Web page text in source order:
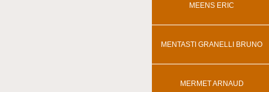
MEENS ERIC
MENTASTI GRANELLI BRUNO
MERMET ARNAUD